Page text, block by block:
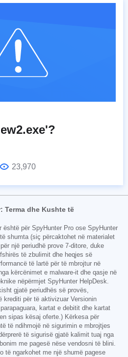
23,970
Terma dhe Kushte të
është për SpyHunter Pro ose SpyHunter
shumta (siç përcaktohet në materialet
një periudhë prove 7-ditore, duke
të zbulimit dhe heqjes së
të lartë për të mbrojtur në
kërcënimet e malware-it dhe qasje në
nëpërmjet SpyHunter HelpDesk.
gjatë periudhës së provës,
krediti për të aktivizuar Versionin
kartat e debitit dhe kartat
sipas kësaj oferte.) Kërkesa për
të ndihmojë në sigurimin e mbrojtjes
të sigurisë gjatë kalimit tuaj nga
me pagesë nëse vendosni të blini.
të ngarkohet me një shumë pagese